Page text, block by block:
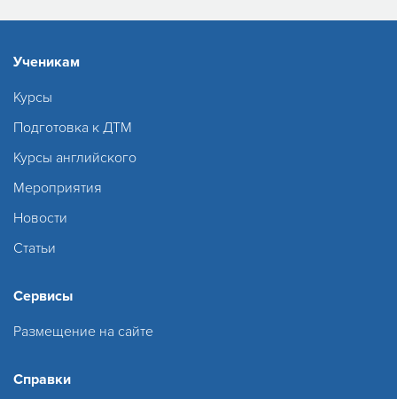
Ученикам
Курсы
Подготовка к ДТМ
Курсы английского
Мероприятия
Новости
Статьи
Сервисы
Размещение на сайте
Справки